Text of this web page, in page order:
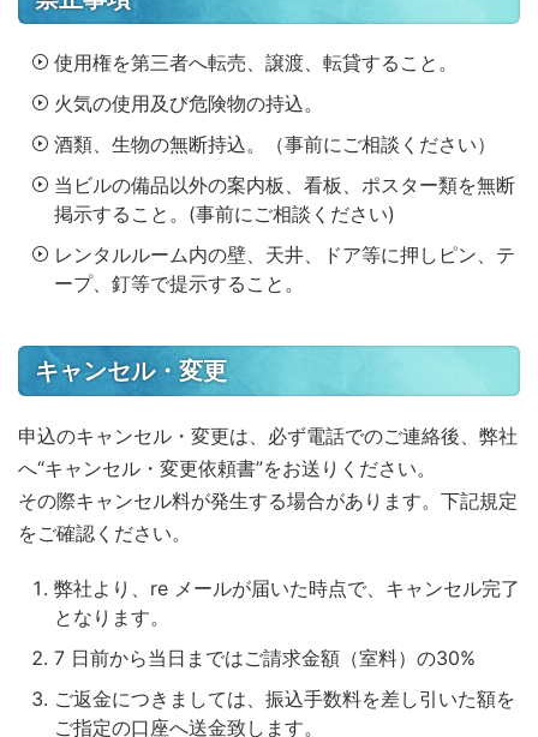
使用権を第三者へ転売、譲渡、転貸すること。
火気の使用及び危険物の持込。
酒類、生物の無断持込。（事前にご相談ください）
当ビルの備品以外の案内板、看板、ポスター類を無断
掲示すること。(事前にご相談ください)
レンタルルーム内の壁、天井、ドア等に押しピン、テ
ープ、釘等で提示すること。
キャンセル・変更
申込のキャンセル・変更は、必ず電話でのご連絡後、弊社
へ“キャンセル・変更依頼書”をお送りください。
その際キャンセル料が発生する場合があります。下記規定
をご確認ください。
弊社より、re メールが届いた時点で、キャンセル完了
となります。
7 日前から当日まではご請求金額（室料）の30%
ご返金につきましては、振込手数料を差し引いた額を
ご指定の口座へ送金致します。